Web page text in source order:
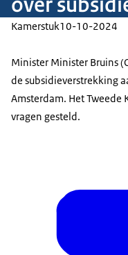
Kamerstuk10-10-2024
Minister Minister Bruins
de subsidieverstrekking
Amsterdam. Het
vragen gesteld.